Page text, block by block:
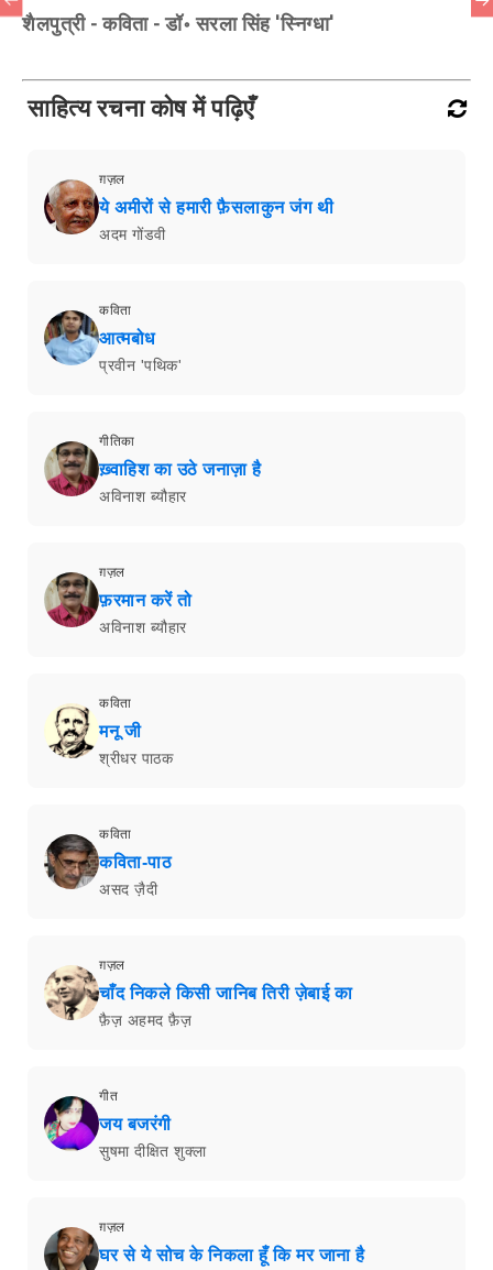
शैलपुत्री - कविता - डॉ॰ सरला सिंह 'स्निग्धा'
साहित्य रचना कोष में पढ़िएँ
ग़ज़ल
ये अमीरों से हमारी फ़ैसलाकुन जंग थी
अदम गोंडवी
कविता
आत्मबोध
प्रवीन 'पथिक'
गीतिका
ख़्वाहिश का उठे जनाज़ा है
अविनाश ब्यौहार
ग़ज़ल
फ़रमान करें तो
अविनाश ब्यौहार
कविता
मनू जी
श्रीधर पाठक
कविता
कविता-पाठ
असद ज़ैदी
ग़ज़ल
चाँद निकले किसी जानिब तिरी ज़ेबाई का
फ़ैज़ अहमद फ़ैज़
गीत
जय बजरंगी
सुषमा दीक्षित शुक्ला
ग़ज़ल
घर से ये सोच के निकला हूँ कि मर जाना है